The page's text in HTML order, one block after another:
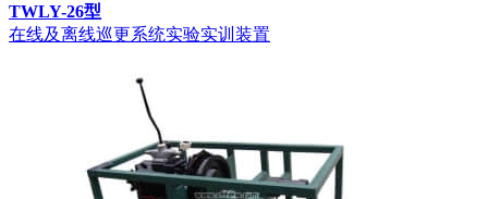
TWLY-26型
在线及离线巡更系统实验实训装置